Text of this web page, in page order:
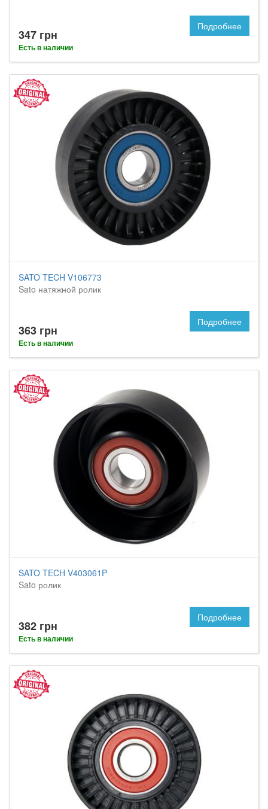
347 грн
Есть в наличии
Подробнее
SATO TECH V106773
Sato натяжной ролик
363 грн
Есть в наличии
Подробнее
SATO TECH V403061P
Sato ролик
382 грн
Есть в наличии
Подробнее